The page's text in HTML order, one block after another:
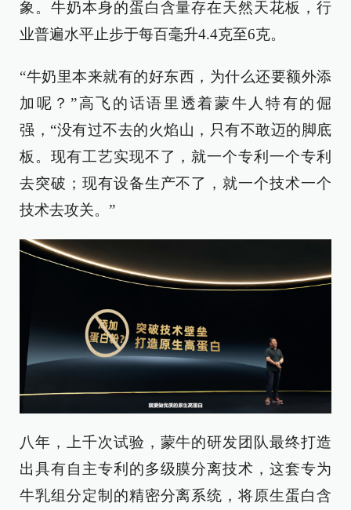
象。牛奶本身的蛋白含量存在天然天花板，行
业普遍水平止步于每百毫升4.4克至6克。
“牛奶里本来就有的好东西，为什么还要额外添
加呢？”高飞的话语里透着蒙牛人特有的倔
强，“没有过不去的火焰山，只有不敢迈的脚底
板。现有工艺实现不了，就一个专利一个专利
去突破；现有设备生产不了，就一个技术一个
技术去攻关。”
八年，上千次试验，蒙牛的研发团队最终打造
出具有自主专利的多级膜分离技术，这套专为
牛乳组分定制的精密分离系统，将原生蛋白含